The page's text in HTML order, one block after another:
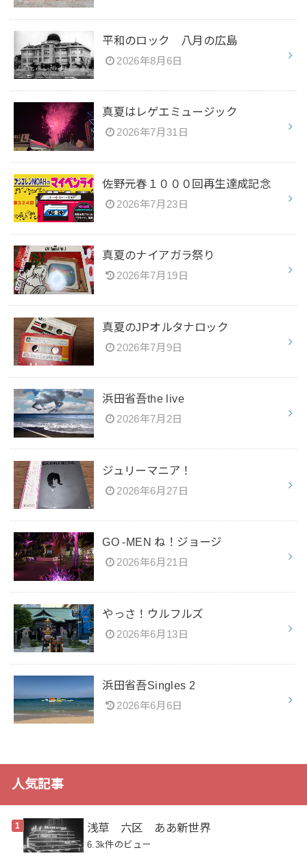
平和のロック 八月の広島
2026年8月6日
真夏はレゲエミュージック
2026年7月31日
佐野元春１０００回再生達成記念
2026年7月23日
真夏のナイアガラ祭り
2026年7月19日
真夏のJPオルタナロック
2026年7月9日
浜田省吾the live
2026年7月2日
ジュリーマニア！
2026年6月27日
GO -MEN ね！ジョージ
2026年6月21日
やっさ！ウルフルズ
2026年6月13日
浜田省吾Singles 2
2026年6月6日
人気記事
浅草 六区 ああ新世界
6.3k件のビュー